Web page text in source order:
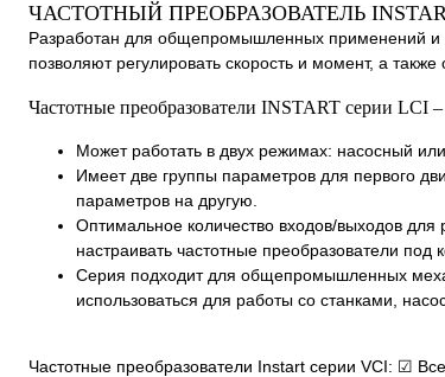
ЧАСТОТНЫЙ ПРЕОБРАЗОВАТЕЛЬ
Разработан для общепромышленных применений и
позволяют регулировать скорость и момент, а
Частотные преобразователи INSTART серии LCI
Может работать в двух режимах: насосный
Имеет две группы параметров для первого
параметров на другую.
Оптимальное количество входов/выходов
настраивать частотные преобразователи под
Cерия подходит для общепромышленных
использоваться для работы со станками,
Частотные преобразователи Instart серии VCI: ☑